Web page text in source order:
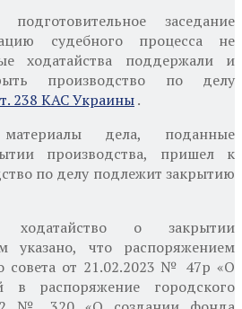
заседание
судебного процесса не
ходатайства поддержали и
производство по делу
238 КАС Украины.
дела, поданные
производства, пришел к
по делу подлежит закрытию
ходатайство о закрытии
указано, что распоряжением
совета от 21.02.2023 № 47р «О
в распоряжение городского